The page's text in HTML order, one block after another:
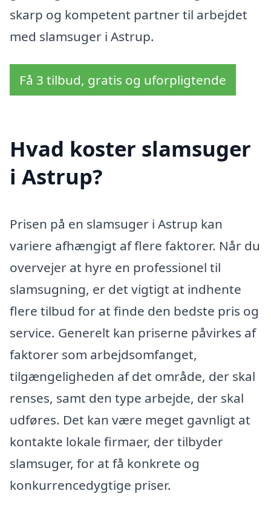
skarp og kompetent partner til arbejdet
med slamsuger i Astrup.
Få 3 tilbud, gratis og uforpligtende
Hvad koster slamsuger
i Astrup?
Prisen på en slamsuger i Astrup kan
variere afhængigt af flere faktorer. Når du
overvejer at hyre en professionel til
slamsugning, er det vigtigt at indhente
flere tilbud for at finde den bedste pris og
service. Generelt kan priserne påvirkes af
faktorer som arbejdsomfanget,
tilgængeligheden af det område, der skal
renses, samt den type arbejde, der skal
udføres. Det kan være meget gavnligt at
kontakte lokale firmaer, der tilbyder
slamsuger, for at få konkrete og
konkurrencedygtige priser.